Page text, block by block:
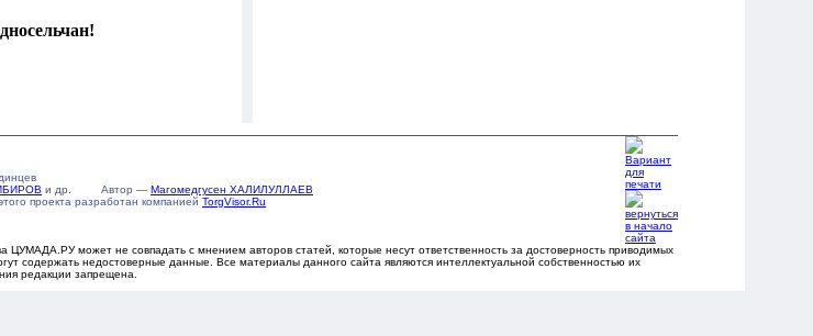
и др. Автор — Магомедгусен ХАЛИЛУЛЛАЕВ
проекта разработан компанией TorgVisor.Ru
может не совпадать с мнением авторов статей, которые несут ответственность за достоверность приводимых
содержать недостоверные данные. Все материалы данного сайта являются интеллектуальной собственностью их
редакции запрещена.